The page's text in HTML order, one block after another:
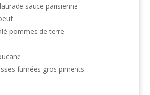
sauce parisienne
pommes de terre
fumées gros piments